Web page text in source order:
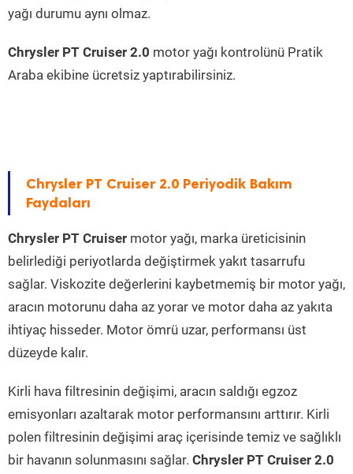
yağı durumu aynı olmaz.
Chrysler PT Cruiser 2.0 motor yağı kontrolünü Pratik
Araba ekibine ücretsiz yaptırabilirsiniz.
Chrysler PT Cruiser 2.0 Periyodik Bakım
Faydaları
Chrysler PT Cruiser motor yağı, marka üreticisinin
belirlediği periyotlarda değiştirmek yakıt tasarrufu
sağlar. Viskozite değerlerini kaybetmemiş bir motor yağı,
aracın motorunu daha az yorar ve motor daha az yakıta
ihtiyaç hisseder. Motor ömrü uzar, performansı üst
düzeyde kalır.
Kirli hava filtresinin değişimi, aracın saldığı egzoz
emisyonları azaltarak motor performansını arttırır. Kirli
polen filtresinin değişimi araç içerisinde temiz ve sağlıklı
bir havanın solunmasını sağlar. Chrysler PT Cruiser 2.0